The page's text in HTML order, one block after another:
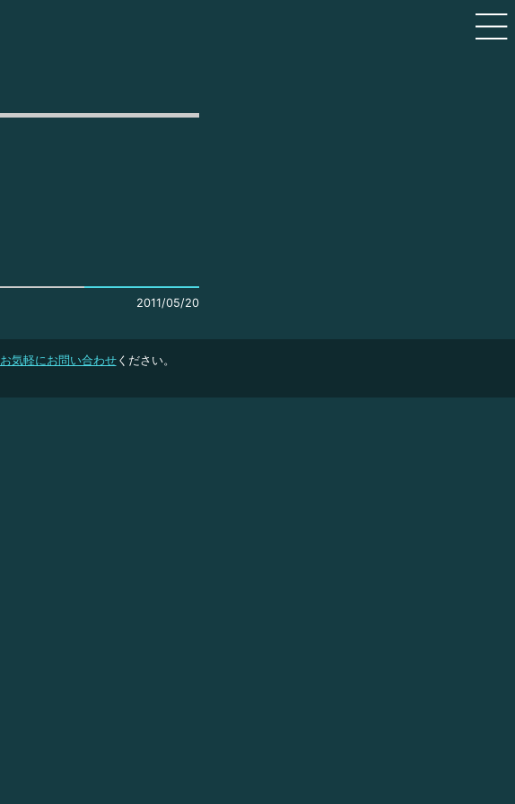
2011/05/20
お気軽にお問い合わせください。